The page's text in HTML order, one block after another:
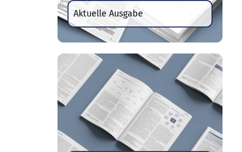
Aktuelle Ausgabe